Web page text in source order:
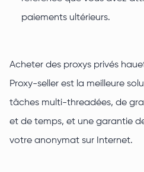
paiements ultérieurs.
Acheter des proxys privés
Proxy-seller est la meilleure
tâches multi-threadées, de
et de temps, et une garantie
votre anonymat sur Internet.